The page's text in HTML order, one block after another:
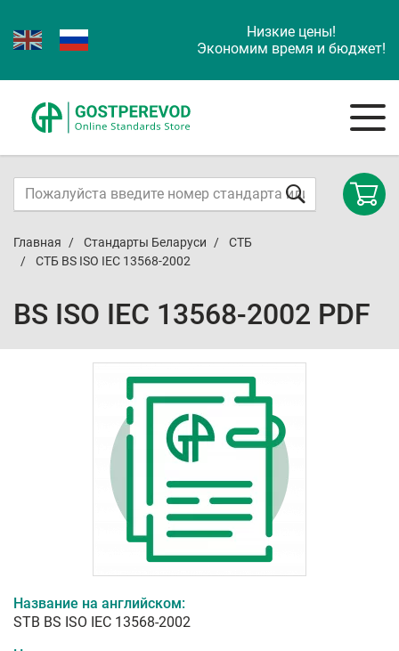
Низкие цены!
Экономим время и бюджет!
Главная Стандарты Беларуси
СТБ
СТБ BS ISO IEC 13568-2002
BS ISO IEC 13568-2002 PDF
Название на английском:
STB BS ISO IEC 13568-2002